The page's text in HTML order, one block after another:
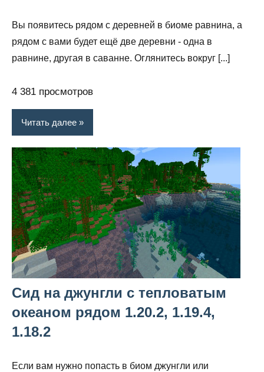
Вы появитесь рядом с деревней в биоме равнина, а
рядом с вами будет ещё две деревни - одна в
равнине, другая в саванне. Оглянитесь вокруг [...]
4 381 просмотров
Читать далее
Сид на джунгли с тепловатым
океаном рядом 1.20.2, 1.19.4,
1.18.2
Если вам нужно попасть в биом джунгли или